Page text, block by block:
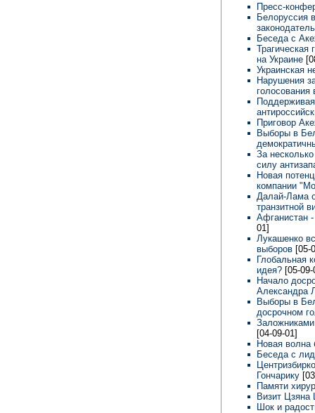
Пресс-
Белоруссия
Беседа с
Трагическая
на Украине
Украинская
Нарушения
Приговор
Выборы в
За
силу
Новая
компании
Далай-Лама
транзитной
Афганистан
01]
Лукашенко
выборов [05-
Глобальная
идея? [05-
Начало
Александра
Выборы в
досрочном
[04-09-01]
Новая волна
Беседа с
Гончарику
Памяти
Визит
Шок и